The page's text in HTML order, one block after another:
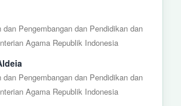
dan Pengembangan dan Pendidikan dan
Agama Republik Indonesia
dan Pengembangan dan Pendidikan dan
Agama Republik Indonesia